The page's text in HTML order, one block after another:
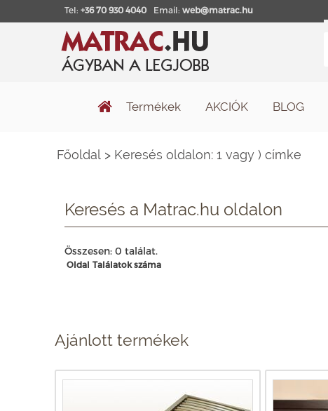
Tel: +36 70 930 4040 Email: web@matrac.hu
Termékek AKCIÓK BLOG
Főoldal > Keresés oldalon: 1 vagy ) címke
Keresés a Matrac.hu oldalon
Összesen: 0 találat.
Oldal Találatok száma
Ajánlott termékek